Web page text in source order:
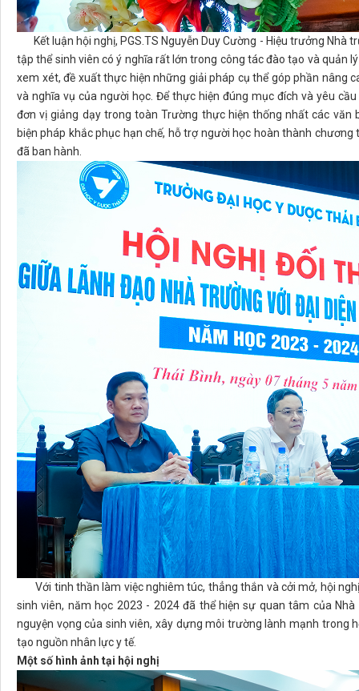
Kết luận hội nghị, PGS.TS Nguyễn Duy Cường - Hiệu trưởng Nhà
tập thể sinh viên có ý nghĩa rất lớn trong công tác đào tạo và quản
xem xét, đề xuất thực hiện những giải pháp cụ thể góp phần nâng
và nghĩa vụ của người học. Để thực hiện đúng mục đích và yêu
đơn vị giảng dạy trong toàn Trường thực hiện thống nhất các
biện pháp khắc phục hạn chế, hỗ trợ người học hoàn thành
đã ban hành.
Với tinh thần làm việc nghiêm túc, thẳng thắn và cởi mở, hội
sinh viên, năm học 2023 - 2024 đã thể hiện sự quan tâm của
nguyện vọng của sinh viên, xây dựng môi trường lành mạnh trong
tạo nguồn nhân lực y tế.
Một số hình ảnh tại hội nghị